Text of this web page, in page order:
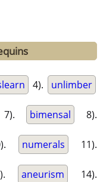
4). unlimber
7). bimensal 8).
numerals 11).
aneurism 14).